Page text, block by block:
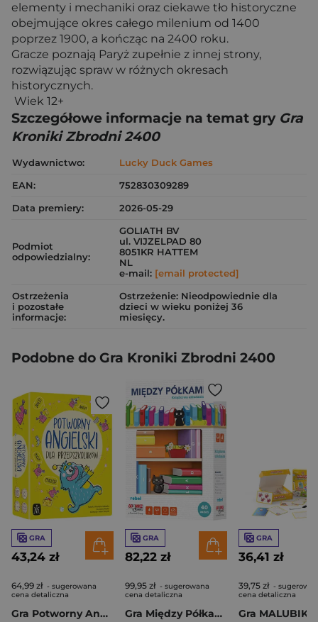
elementy i mechaniki oraz ciekawe tło historyczne
obejmujące okres całego milenium od 1400
poprzez 1900, a kończąc na 2400 roku.
Gracze poznają Paryż zupełnie z innej strony,
rozwiązując spraw w różnych okresach
historycznych.
Wiek 12+
Szczegółowe informacje na temat gry Gra
Kroniki Zbrodni 2400
Wydawnictwo:
Lucky Duck Games
EAN:
752830309289
Data premiery:
2026-05-29
Podmiot
odpowiedzialny:
GOLIATH BV
ul. VIJZELPAD 80
8051KR HATTEM
NL
e-mail: [email protected]
Ostrzeżenia
i pozostałe
informacje:
Ostrzeżenie: Nieodpowiednie dla
dzieci w wieku poniżej 36
miesięcy.
Podobne do Gra Kroniki Zbrodni 2400
GRA
43,24 zł
64,99 zł - sugerowana
cena detaliczna
Gra Potworny Angielski dla przedszkolaków
GRA
82,22 zł
99,95 zł - sugerowana
cena detaliczna
Gra Między Półkami
GRA
36,41 zł
39,75 zł -
cena detaliczna